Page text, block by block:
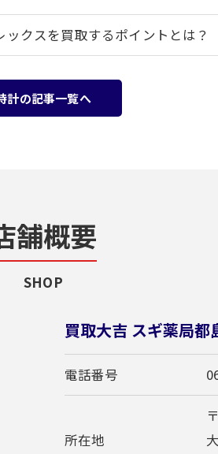
クスを買取するポイントとは？
計の記事一覧へ
舗概要
SHOP
買取大吉 スギ薬局都
電話番号
所在地